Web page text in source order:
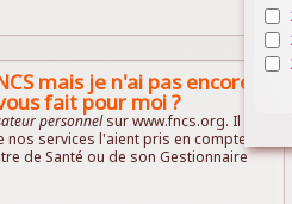
mais je n'ai pas encore
fait pour moi ?
personnelsur www.fncs.org. Il
nos services l'aient pris en compte
de Santé ou de son Gestionnaire